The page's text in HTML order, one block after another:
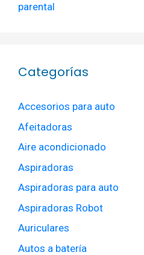
parental
Categorías
Accesorios para auto
Afeitadoras
Aire acondicionado
Aspiradoras
Aspiradoras para auto
Aspiradoras Robot
Auriculares
Autos a batería